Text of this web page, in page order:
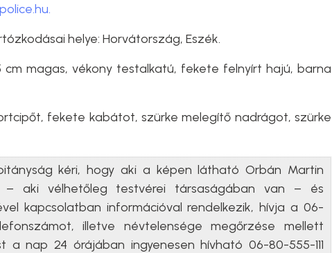
police.hu.
helye: Horvátország, Eszék.
cm magas, vékony testalkatú, fekete felnyírt hajú, barna
fekete kabátot, szürke melegítő nadrágot, szürke
kéri, hogy aki a képen látható Orbán Martin
– aki vélhetőleg testvérei társaságában van – és
kapcsolatban információval rendelkezik, hívja a 06-
illetve névtelensége megőrzése mellett
a nap 24 órájában ingyenesen hívható 06-80-555-111